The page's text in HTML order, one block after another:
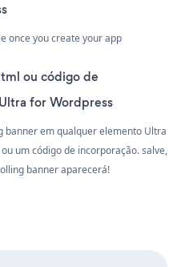
once you create your app
ou código de
for Wordpress
banner em qualquer elemento Ultra
um código de incorporação. salve,
banner aparecerá!